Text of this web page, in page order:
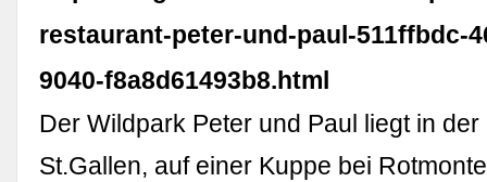
restaurant-peter-und-paul-511ffbdc-
9040-f8a8d61493b8.html
Der Wildpark Peter und Paul liegt in der
St.Gallen, auf einer Kuppe bei